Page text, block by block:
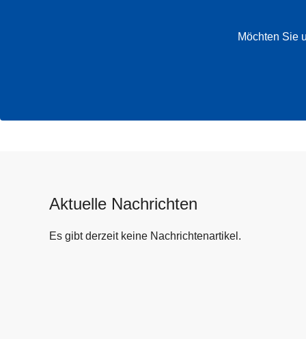
Möchten Sie
Aktuelle Nachrichten
Es gibt derzeit keine Nachrichtenartikel.